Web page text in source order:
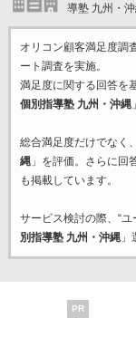
導塾 九州・
オリコン顧客満足度調
ート調査を実施。
満足度に関する回答を
個別指導塾 九州・沖縄
総合満足度だけでなく
縄」を評価。さらに回
も掲載しています。
サービス検討の際、“
別指導塾 九州・沖縄」
PR